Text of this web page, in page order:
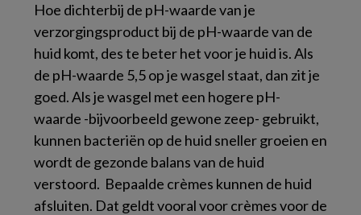
Hoe dichterbij de pH-waarde van je
verzorgingsproduct bij de pH-waarde van de
huid komt, des te beter het voor je huid is. Als
de pH-waarde 5,5 op je wasgel staat, dan zit je
goed. Als je wasgel met een hogere pH-
waarde -bijvoorbeeld gewone zeep- gebruikt,
kunnen bacteriën op de huid sneller groeien en
wordt de gezonde balans van de huid
verstoord. Bepaalde crèmes kunnen de huid
afsluiten. Dat geldt vooral voor crèmes voor de